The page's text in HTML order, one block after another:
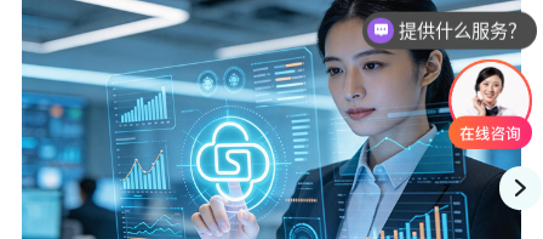
提供什么服务？